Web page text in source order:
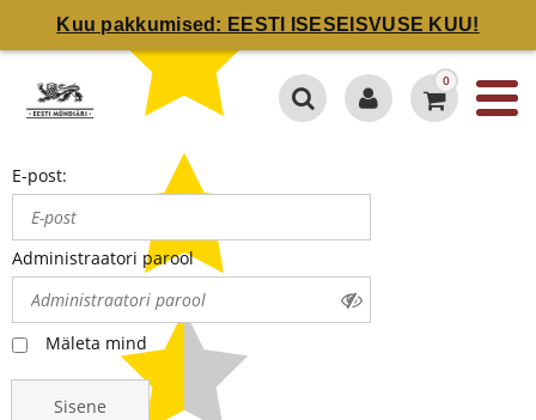
Kuu pakkumised: EESTI ISESEISVUSE KUU!
0
E-post:
Administraatori parool
Mäleta mind
Sisene